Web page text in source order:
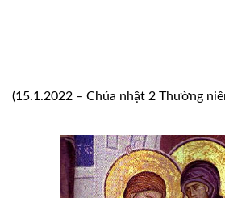
(15.1.2022 – Chúa nhật 2 Thường